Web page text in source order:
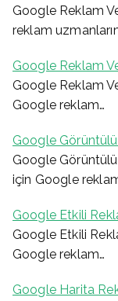
Google Reklam
reklam
Google Reklam
Google Reklam
Google reklam…
Google
Google
için Google
Google Etkili
Google Etkili
Google reklam…
Google Harita